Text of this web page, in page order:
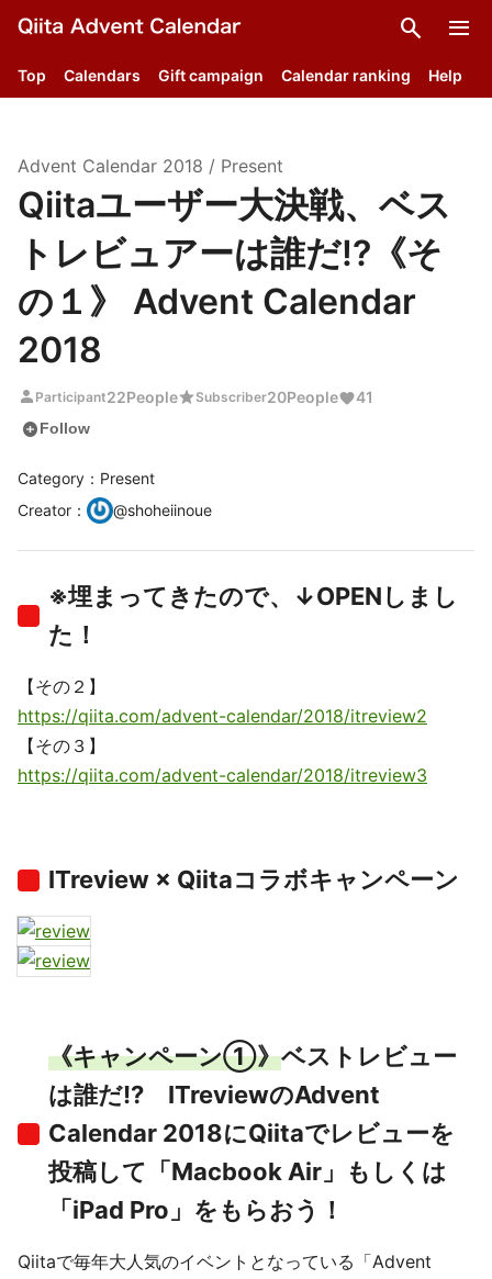
search menu
Top Calendars Gift campaign Calendar ranking Help
Advent Calendar 2018 / Present
Qiitaユーザー大決戦、ベス
トレビュアーは誰だ!?《そ
の１》 Advent Calendar
2018
person Participant22PeoplestarSubscriber20People 41
add_circleFollow
Category：Present
Creator ： @shoheiinoue
※埋まってきたので、↓OPENしまし
た！
【その２】
https://qiita.com/advent-calendar/2018/itreview2
【その３】
https://qiita.com/advent-calendar/2018/itreview3
ITreview × Qiitaコラボキャンペーン
《キャンペーン①》ベストレビュー
は誰だ!? ITreviewのAdvent
Calendar 2018にQiitaでレビューを
投稿して「Macbook Air」もしくは
「iPad Pro」をもらおう！
Qiitaで毎年大人気のイベントとなっている「Advent